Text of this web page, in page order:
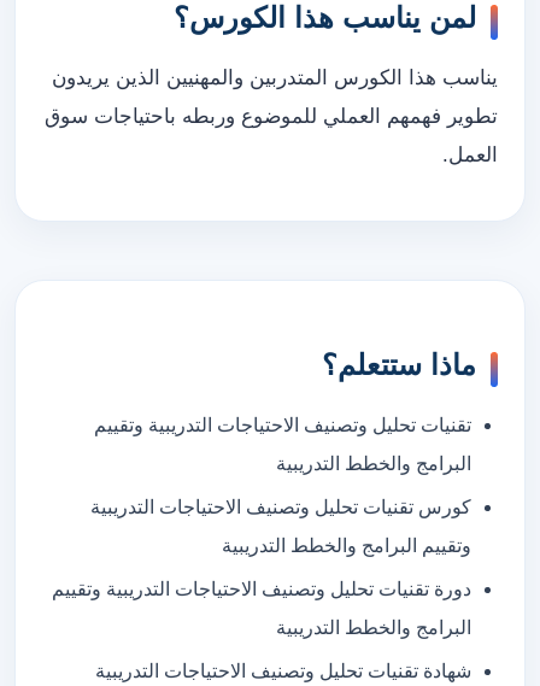
لمن يناسب هذا الكورس؟
يناسب هذا الكورس المتدربين والمهنيين الذين يريدون
تطوير فهمهم العملي للموضوع وربطه باحتياجات سوق
العمل.
ماذا ستتعلم؟
تقنيات تحليل وتصنيف الاحتياجات التدريبية وتقييم
البرامج والخطط التدريبية
كورس تقنيات تحليل وتصنيف الاحتياجات التدريبية
وتقييم البرامج والخطط التدريبية
دورة تقنيات تحليل وتصنيف الاحتياجات التدريبية وتقييم
البرامج والخطط التدريبية
شهادة تقنيات تحليل وتصنيف الاحتياجات التدريبية